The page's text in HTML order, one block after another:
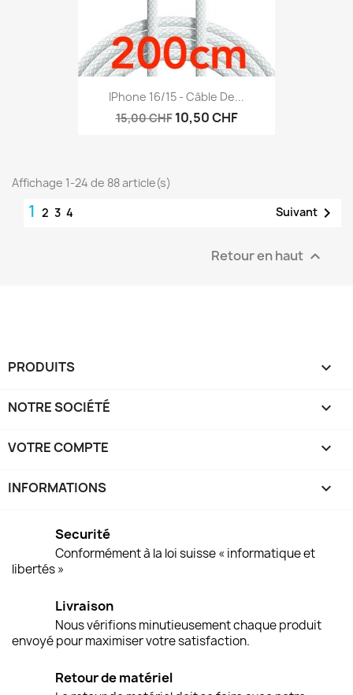
IPhone 16/15 - Câble De...
15,00 CHF 10,50 CHF
Affichage 1-24 de 88 article(s)
1 2 3 4 Suivant 
Retour en haut 
PRODUITS 
NOTRE SOCIÉTÉ 
VOTRE COMPTE 
INFORMATIONS keyboard_arrow_down
Securité
Conformément à la loi suisse « informatique et
libertés »
Livraison
Nous vérifions minutieusement chaque produit
envoyé pour maximiser votre satisfaction.
Retour de matériel